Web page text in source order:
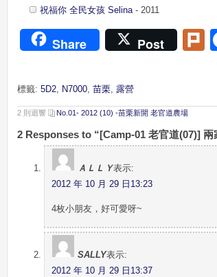
祝福你 全民女孩 Selina- 2011
Share Post
標籤: 5D2, N7000, 苗栗, 露營
2 則迴響 No.01- 2012 (10) -苗栗新開 老官道農場
2 Responses to “[Camp-01 老官道(07)] 兩
ＡＬＬＹ表示:
2012 年 10 月 29 日13:23
4枚小朋友，好可愛呀~
SALLY表示:
2012 年 10 月 29 日13:37